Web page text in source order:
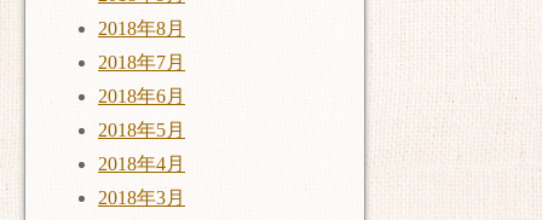
2018年8月
2018年7月
2018年6月
2018年5月
2018年4月
2018年3月